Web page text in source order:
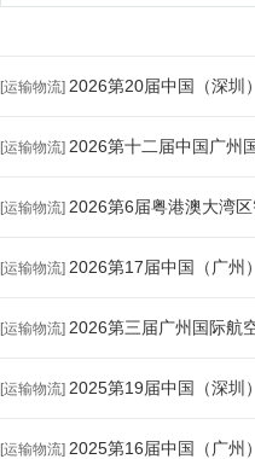
[运输物流] 2026第20届中国（深圳
[运输物流] 2026第十二届中国广州
[运输物流] 2026第6届粤港澳大湾
[运输物流] 2026第17届中国（广州
[运输物流] 2026第三届广州国际航
[运输物流] 2025第19届中国（深圳
[运输物流] 2025第16届中国（广州